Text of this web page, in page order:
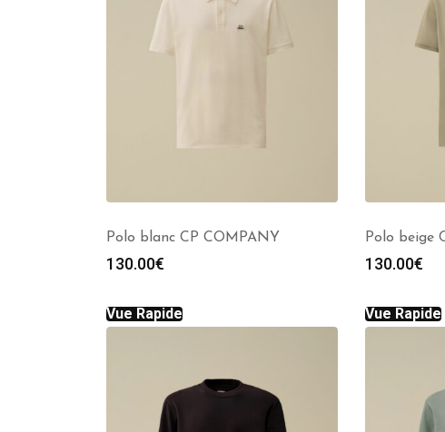
Polo blanc CP COMPANY
130.00€
Vue Rapide
Polo beige
130.00€
Vue Rapide